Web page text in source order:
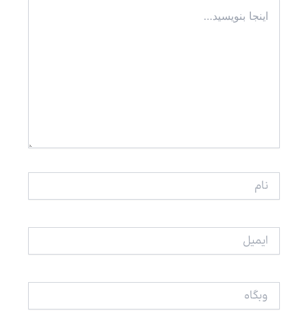
بنویسید…
ایمیل